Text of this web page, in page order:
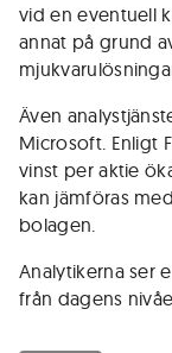
vid en eventuell
annat på grund
Även
Microsoft. Enligt
vinst per aktie
kan jämföras
bolagen.
Analytikerna ser
från dagens